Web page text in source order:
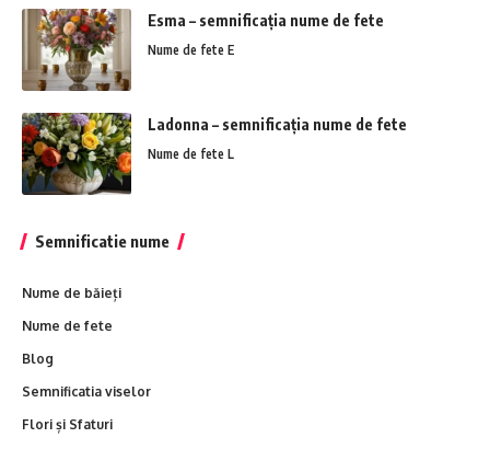
Esma – semnificația nume de fete
Nume de fete E
Ladonna – semnificația nume de fete
Nume de fete L
Semnificatie nume
Nume de băieți
Nume de fete
Blog
Semnificatia viselor
Flori și Sfaturi